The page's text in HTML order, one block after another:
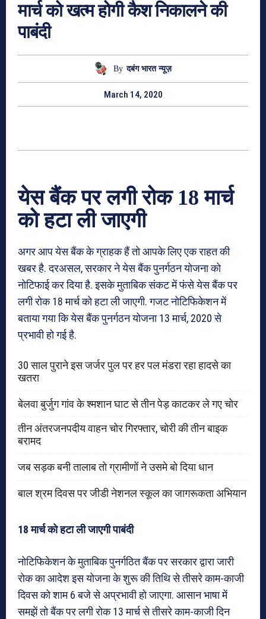
मार्च को खत्‍म होगी कैश निकालने की
पाबंदी
By दबंग भारत न्यूज़
March 14, 2020
येस बैंक पर लगी रोक 18 मार्च
को हटा ली जाएगी
अगर आप येस बैंक के ग्राहक हैं तो आपके लिए एक राहत की
खबर है. दरअसल, सरकार ने येस बैंक पुनर्गठन योजना को
नोटिफाई कर दिया है. इसके मुताबिक संकट में फंसे येस बैंक पर
लगी रोक 18 मार्च को हटा ली जाएगी. गजट नोटिफिकेशन में
बताया गया कि येस बैंक पुनर्गठन योजना 13 मार्च, 2020 से
प्रभावी हो गई है.
30 साल पुराने इस जर्जर पुल पर हर पल मंडरा रहा हादसे का
खतरा
बेलवा बुर्जुग गांव के श्मशान घाट से तीन पेड़ काटकर ले गए चोर
तीन अंतरजनपदीय वाहन चोर गिरफ्तार, चोरी की तीन बाइक
बरामद
जब सड़क बनी तालाब तो ग्रामीणों ने उसमे बो दिया धान
बाल श्रम दिवस पर जीडी नेशनल स्कूल का जागरूकता अभियान
18 मार्च को हटा ली जाएगी पाबंदी
नोटिफिकेशन के मुताबिक पुनर्गठित बैंक पर सरकार द्वारा जारी
रोक का आदेश इस योजना के शुरू की तिथि से तीसरे काम-काजी
दिवस को शाम 6 बजे से अप्रभावी हो जाएगा. आसान भाषा में
समझें तो बैंक पर लगी रोक 13 मार्च से तीसरे काम-काजी दिन